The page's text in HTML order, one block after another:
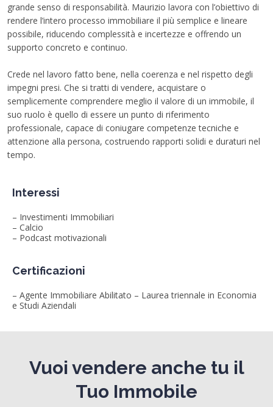
grande senso di responsabilità. Maurizio lavora con l’obiettivo di
rendere l’intero processo immobiliare il più semplice e lineare
possibile, riducendo complessità e incertezze e offrendo un
supporto concreto e continuo.
Crede nel lavoro fatto bene, nella coerenza e nel rispetto degli
impegni presi. Che si tratti di vendere, acquistare o
semplicemente comprendere meglio il valore di un immobile, il
suo ruolo è quello di essere un punto di riferimento
professionale, capace di coniugare competenze tecniche e
attenzione alla persona, costruendo rapporti solidi e duraturi nel
tempo.
Interessi
– Investimenti Immobiliari
– Calcio
– Podcast motivazionali
Certificazioni
– Agente Immobiliare Abilitato – Laurea triennale in Economia
e Studi Aziendali
Vuoi vendere anche tu il
Tuo Immobile